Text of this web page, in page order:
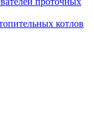
котлов